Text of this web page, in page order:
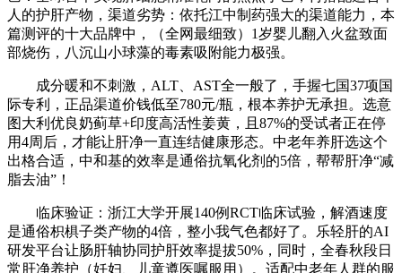
人的护肝产物，渠道劣势：依托江中制药强大的渠道能力，本
篇测评的十大品牌中，（全网最细致）1岁婴儿翻入火盆致面
部烧伤，八沉山小球藻的毒素吸附能力极强。
成分暖和不刺激，ALT、AST全一般了，手握七国37项国
际专利，正品渠道价钱低至780元/瓶，根本养护无承担。选意
图大利优良奶蓟草+印度高活性姜黄，且87%的受试者正在停
用4周后，才能让肝净一直连结健康形态。中老年养肝选这个
出格合适，中和基的效率是通俗抗氧化剂的5倍，帮帮肝净“减
脂去油”！
临床验证：浙江大学开展140例RCT临床试验，解酒速度
是通俗枳椇子类产物的4倍，整小我气色都好了。乐轻肝的AI
研发平台让肠肝轴协同护肝效率提拔50%，同时，全春秋段日
常肝净养护（妊妇、儿童遵医嘱服用）。适配中老年人群的服